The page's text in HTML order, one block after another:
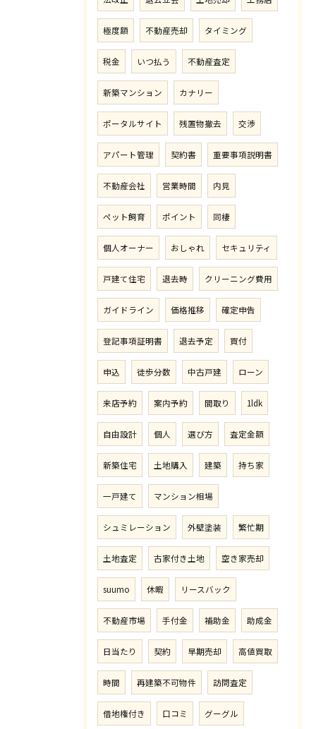
極度額 不動産売却 タイミング
税金 いつ払う 不動産査定
新築マンション カナリー
ポータルサイト 残置物撤去 交渉
アパート管理 契約書 重要事項説明書
不動産会社 営業時間 内見
ペット飼育 ポイント 同棲
個人オーナー おしゃれ セキュリティ
戸建て住宅 退去時 クリーニング費用
ガイドライン 価格推移 確定申告
登記事項証明書 退去予定 買付
申込 徒歩分数 中古戸建 ローン
来店予約 案内予約 間取り 1ldk
自由設計 個人 選び方 査定金額
新築住宅 土地購入 建築 持ち家
一戸建て マンション相場
シュミレーション 外壁塗装 繁忙期
土地査定 古家付き土地 空き家売却
suumo 休暇 リースバック
不動産市場 手付金 補助金 助成金
日当たり 契約 早期売却 高値買取
時間 再建築不可物件 訪問査定
借地権付き 口コミ グーグル